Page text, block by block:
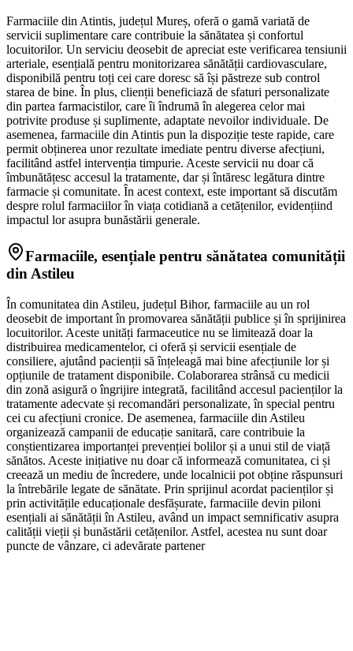
Farmaciile din Atintis, județul Mureș, oferă o gamă variată de
servicii suplimentare care contribuie la sănătatea și confortul
locuitorilor. Un serviciu deosebit de apreciat este verificarea tensiunii
arteriale, esențială pentru monitorizarea sănătății cardiovasculare,
disponibilă pentru toți cei care doresc să își păstreze sub control
starea de bine. În plus, clienții beneficiază de sfaturi personalizate
din partea farmacistilor, care îi îndrumă în alegerea celor mai
potrivite produse și suplimente, adaptate nevoilor individuale. De
asemenea, farmaciile din Atintis pun la dispoziție teste rapide, care
permit obținerea unor rezultate imediate pentru diverse afecțiuni,
facilitând astfel intervenția timpurie. Aceste servicii nu doar că
îmbunătățesc accesul la tratamente, dar și întăresc legătura dintre
farmacie și comunitate. În acest context, este important să discutăm
despre rolul farmaciilor în viața cotidiană a cetățenilor, evidențiind
impactul lor asupra bunăstării generale.
Farmaciile, esențiale pentru sănătatea comunității
din Astileu
În comunitatea din Astileu, județul Bihor, farmaciile au un rol
deosebit de important în promovarea sănătății publice și în sprijinirea
locuitorilor. Aceste unități farmaceutice nu se limitează doar la
distribuirea medicamentelor, ci oferă și servicii esențiale de
consiliere, ajutând pacienții să înțeleagă mai bine afecțiunile lor și
opțiunile de tratament disponibile. Colaborarea strânsă cu medicii
din zonă asigură o îngrijire integrată, facilitând accesul pacienților la
tratamente adecvate și recomandări personalizate, în special pentru
cei cu afecțiuni cronice. De asemenea, farmaciile din Astileu
organizează campanii de educație sanitară, care contribuie la
conștientizarea importanței prevenției bolilor și a unui stil de viață
sănătos. Aceste inițiative nu doar că informează comunitatea, ci și
creează un mediu de încredere, unde localnicii pot obține răspunsuri
la întrebările legate de sănătate. Prin sprijinul acordat pacienților și
prin activitățile educaționale desfășurate, farmaciile devin piloni
esențiali ai sănătății în Astileu, având un impact semnificativ asupra
calității vieții și bunăstării cetățenilor. Astfel, acestea nu sunt doar
puncte de vânzare, ci adevărate partener